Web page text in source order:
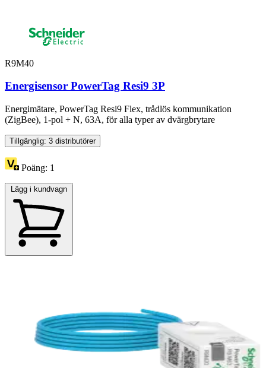
R9M40
Energisensor PowerTag Resi9 3P
Energimätare, PowerTag Resi9 Flex, trådlös kommunikation
(ZigBee), 1-pol + N, 63A, för alla typer av dvärgbrytare
Tillgänglig: 3 distributörer
Poäng: 1
Lägg i kundvagn